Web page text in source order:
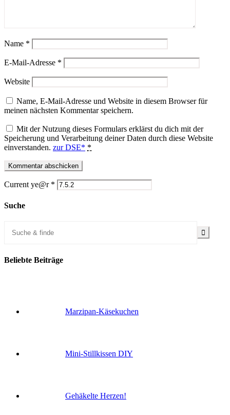
Name *
E-Mail-Adresse *
Website
Name, E-Mail-Adresse und Website in diesem Browser für
meinen nächsten Kommentar speichern.
Mit der Nutzung dieses Formulars erklärst du dich mit der
Speicherung und Verarbeitung deiner Daten durch diese Website
einverstanden. zur DSE* *
Current ye@r *
Suche
Beliebte Beiträge
Marzipan-Käsekuchen
Mini-Stillkissen DIY
Gehäkelte Herzen!